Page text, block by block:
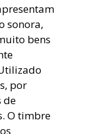
sonora,
bens
por
de
O timbre